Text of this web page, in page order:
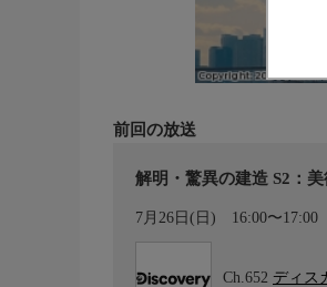
前回の放送
解明・驚異の建造 S2：
7月26日(日) 16:00〜17:00
Ch.652 ディス